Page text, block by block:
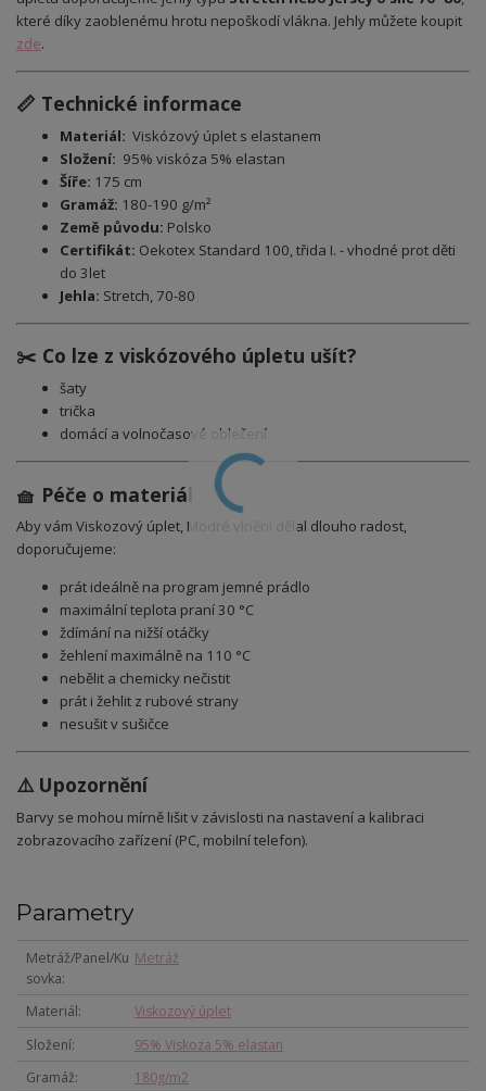
které díky zaoblenému hrotu nepoškodí vlákna. Jehly můžete koupit
zde.
📏 Technické informace
Materiál: Viskózový úplet s elastanem
Složení: 95% viskóza 5% elastan
Šíře: 175 cm
Gramáž: 180-190 g/m²
Země původu: Polsko
Certifikát: Oekotex Standard 100, třida I. - vhodné prot děti
do 3let
Jehla: Stretch, 70-80
✂️ Co lze z viskózového úpletu ušít?
šaty
trička
domácí a volnočasové oblečení
🧺 Péče o materiál
Aby vám Viskozový úplet, Modré vlnění dělal dlouho radost,
doporučujeme:
prát ideálně na program jemné prádlo
maximální teplota praní 30 °C
ždímání na nižší otáčky
žehlení maximálně na 110 °C
nebělit a chemicky nečistit
prát i žehlit z rubové strany
nesušit v sušičce
⚠️ Upozornění
Barvy se mohou mírně lišit v závislosti na nastavení a kalibraci
zobrazovacího zařízení (PC, mobilní telefon).
Parametry
Metráž/Panel/Ku
sovka
Metráž
Materiál
Viskozový úplet
Složení
95% Viskoza 5% elastan
Gramáž
180g/m2